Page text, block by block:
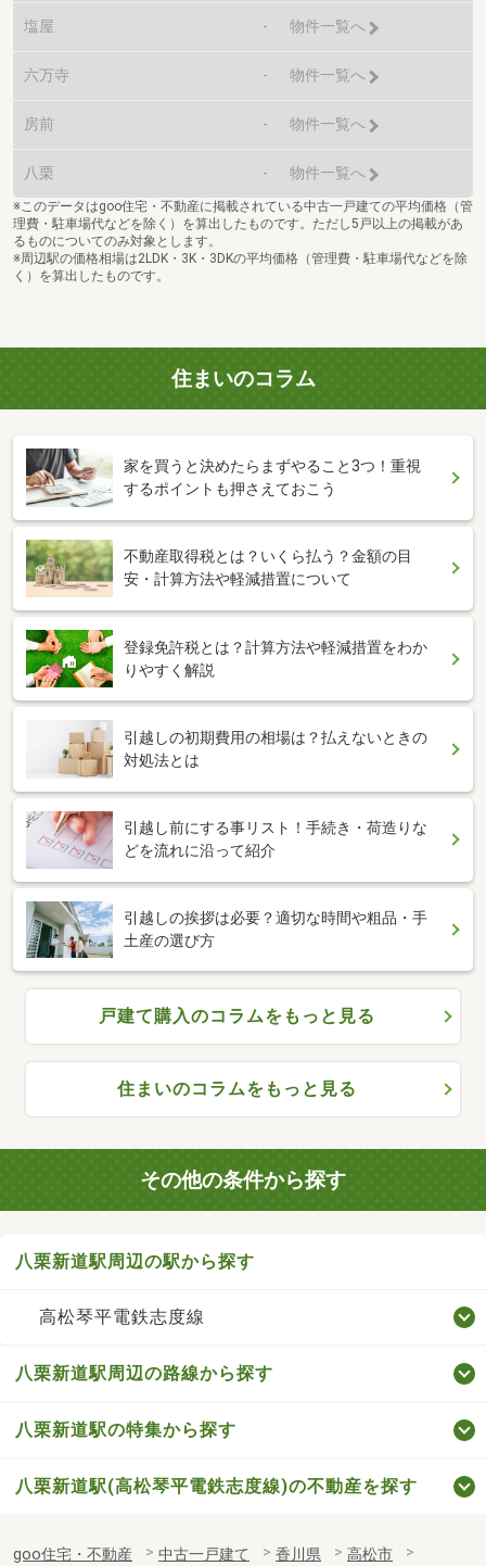
塩屋 - 物件一覧へ
六万寺 - 物件一覧へ
房前 - 物件一覧へ
八栗 - 物件一覧へ
※このデータはgoo住宅・不動産に掲載されている中古一戸建ての平均価格（管
理費・駐車場代などを除く）を算出したものです。ただし5戸以上の掲載があ
るものについてのみ対象とします。
※周辺駅の価格相場は2LDK・3K・3DKの平均価格（管理費・駐車場代などを除
く）を算出したものです。
住まいのコラム
家を買うと決めたらまずやること3つ！重視
するポイントも押さえておこう
不動産取得税とは？いくら払う？金額の目
安・計算方法や軽減措置について
登録免許税とは？計算方法や軽減措置をわか
りやすく解説
引越しの初期費用の相場は？払えないときの
対処法とは
引越し前にする事リスト！手続き・荷造りな
どを流れに沿って紹介
引越しの挨拶は必要？適切な時間や粗品・手
土産の選び方
戸建て購入のコラムをもっと見る
住まいのコラムをもっと見る
その他の条件から探す
八栗新道駅周辺の駅から探す
高松琴平電鉄志度線
八栗新道駅周辺の路線から探す
八栗新道駅の特集から探す
八栗新道駅(高松琴平電鉄志度線)の不動産を探す
goo住宅・不動産 中古一戸建て 香川県
高松市